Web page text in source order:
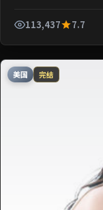
113,437
7.7
美国 完结